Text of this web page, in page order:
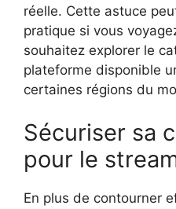
réelle. Cette astuce
pratique si vous
souhaitez explorer le
plateforme disponible
certaines régions du
Sécuriser sa
pour le
En plus de contourner